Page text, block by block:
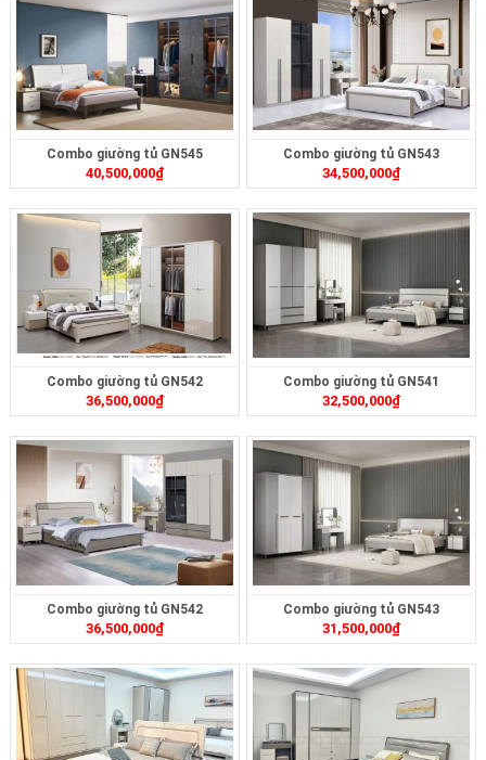
Combo giường tủ GN545
40,500,000₫
Combo giường tủ GN543
34,500,000₫
Combo giường tủ GN542
36,500,000₫
Combo giường tủ GN541
32,500,000₫
Combo giường tủ GN542
36,500,000₫
Combo giường tủ GN543
31,500,000₫